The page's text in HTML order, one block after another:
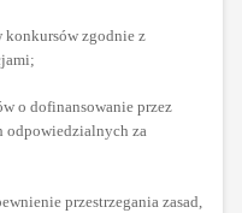
zgodnie z
o dofinansowanie przez
odpowiedzialnych za
przestrzegania zasad,